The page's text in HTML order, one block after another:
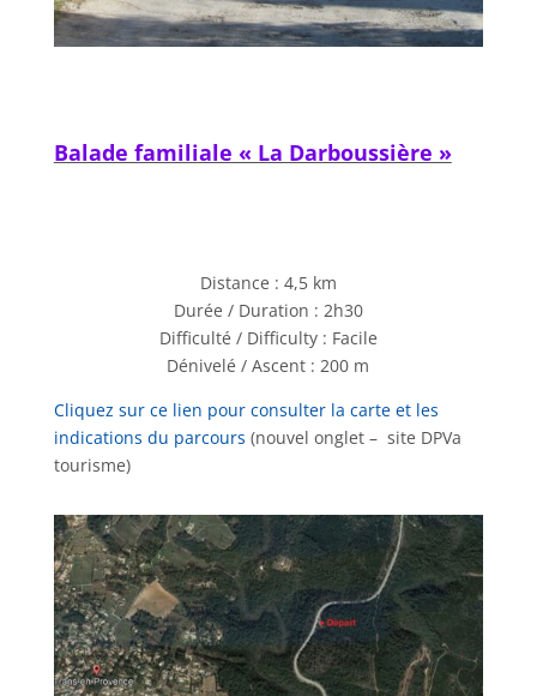
Balade familiale « La Darboussière »
Distance : 4,5 km
Durée / Duration : 2h30
Difficulté / Difficulty : Facile
Dénivelé / Ascent : 200 m
Cliquez sur ce lien pour consulter la carte et les
indications du parcours (nouvel onglet – site DPVa
tourisme)